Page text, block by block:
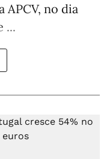
APCV, no dia
...